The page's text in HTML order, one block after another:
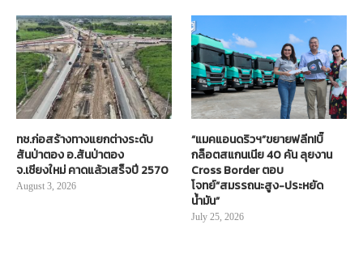
ทช.ก่อสร้างทางแยกต่างระดับ
สันป่าตอง อ.สันป่าตอง
จ.เชียงใหม่ คาดแล้วเสร็จปี 2570
August 3, 2026
“แมคแอนดริวฯ”ขยายฟลีท!บิ๊
กล็อตสแกนเนีย 40 คัน ลุยงาน
Cross Border ตอบ
โจทย์“สมรรถนะสูง-ประหยัด
น้ำมัน”
July 25, 2026